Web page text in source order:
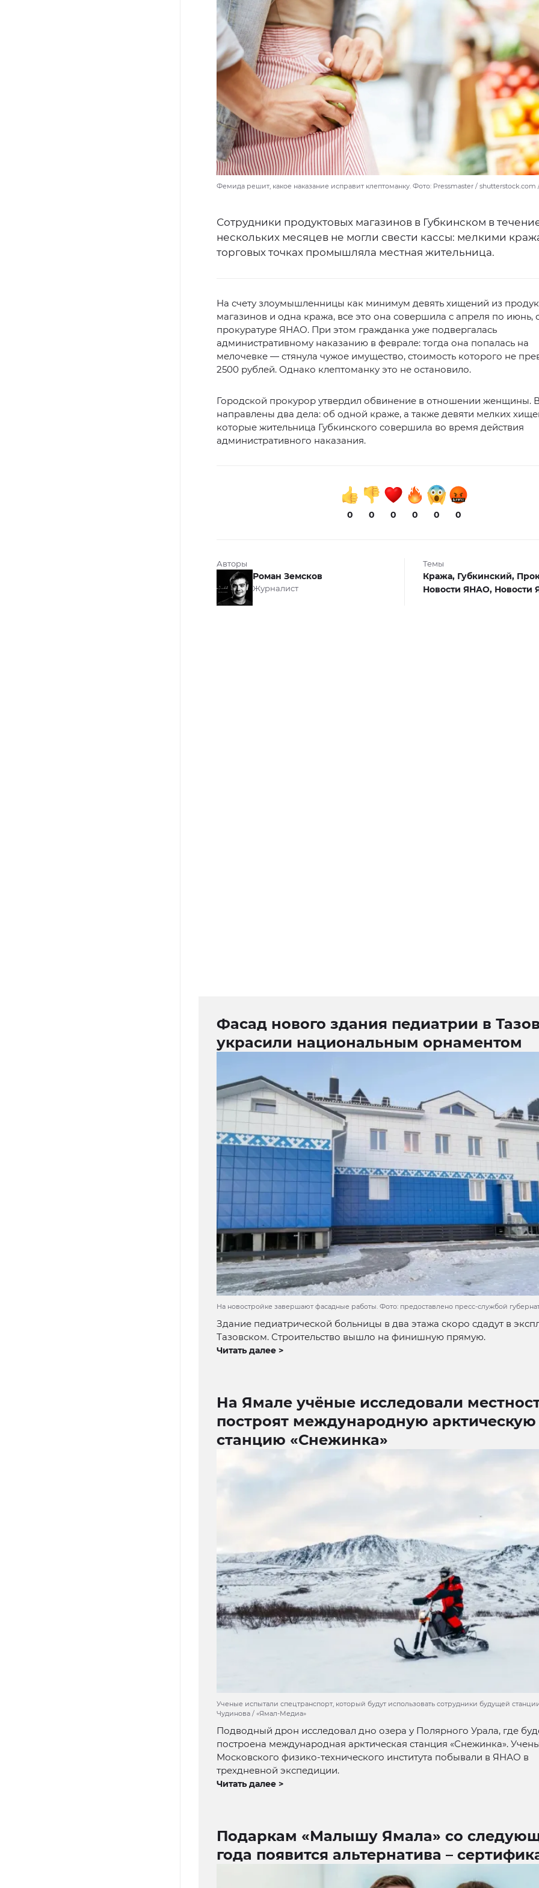
Фемида решит, какое наказание исправит клептоманку. Фото: Pressmaster / shutterstock.com
Сотрудники продуктовых магазинов в Губкинском в
нескольких месяцев не могли свести кассы: мелкими
торговых точках промышляла местная жительница.
На счету злоумышленницы как минимум девять хищений из
магазинов и одна кража, все это она совершила с апреля по июнь,
прокуратуре ЯНАО. При этом гражданка уже подвергалась
административному наказанию в феврале: тогда она попалась на
мелочевке — стянула чужое имущество, стоимость которого не
2500 рублей. Однако клептоманку это не остановило.
Городской прокурор утвердил обвинение в отношении женщины.
направлены два дела: об одной краже, а также девяти мелких
которые жительница Губкинского совершила во время действия
административного наказания.
0 0 0 0 0 0
Авторы
Роман Земсков
Журналист
Темы
Кража, Губкинский,
Новости ЯНАО, Новости
Фасад нового здания педиатрии в
украсили национальным орнаментом
На новостройке завершают фасадные работы. Фото: предоставлено пресс-службой
Здание педиатрической больницы в два этажа скоро сдадут в
Тазовском. Строительство вышло на финишную прямую.
Читать далее >
На Ямале учёные исследовали
построят международную арктическую
станцию «Снежинка»
Ученые испытали спецтранспорт, который будут использовать сотрудники будущей
Чудинова / «Ямал-Медиа»
Подводный дрон исследовал дно озера у Полярного Урала, где
построена международная арктическая станция «Снежинка».
Московского физико-технического института побывали в ЯНАО в
трехдневной экспедиции.
Читать далее >
Подаркам «Малышу Ямала» со
года появится альтернатива –